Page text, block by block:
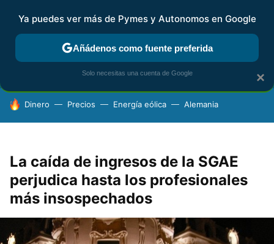
FISCALIDAD Y CONTABILIDAD KIT DIGITAL RENTA
HOY SE HABLA DE
Dinero Precios Energía eólica Alemania
La caída de ingresos de la SGAE
perjudica hasta los profesionales
más insospechados
×
Ya puedes ver más de Pymes y Autonomos en Google
Añádenos como fuente preferida
Solo necesitas una cuenta de Google